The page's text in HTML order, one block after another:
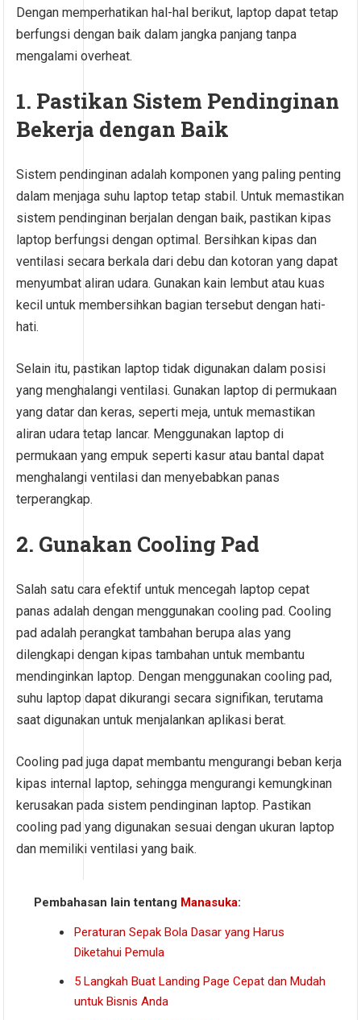
Dengan memperhatikan hal-hal berikut, laptop dapat tetap
berfungsi dengan baik dalam jangka panjang tanpa
mengalami overheat.
1. Pastikan Sistem Pendinginan
Bekerja dengan Baik
Sistem pendinginan adalah komponen yang paling penting
dalam menjaga suhu laptop tetap stabil. Untuk memastikan
sistem pendinginan berjalan dengan baik, pastikan kipas
laptop berfungsi dengan optimal. Bersihkan kipas dan
ventilasi secara berkala dari debu dan kotoran yang dapat
menyumbat aliran udara. Gunakan kain lembut atau kuas
kecil untuk membersihkan bagian tersebut dengan hati-
hati.
Selain itu, pastikan laptop tidak digunakan dalam posisi
yang menghalangi ventilasi. Gunakan laptop di permukaan
yang datar dan keras, seperti meja, untuk memastikan
aliran udara tetap lancar. Menggunakan laptop di
permukaan yang empuk seperti kasur atau bantal dapat
menghalangi ventilasi dan menyebabkan panas
terperangkap.
2. Gunakan Cooling Pad
Salah satu cara efektif untuk mencegah laptop cepat
panas adalah dengan menggunakan cooling pad. Cooling
pad adalah perangkat tambahan berupa alas yang
dilengkapi dengan kipas tambahan untuk membantu
mendinginkan laptop. Dengan menggunakan cooling pad,
suhu laptop dapat dikurangi secara signifikan, terutama
saat digunakan untuk menjalankan aplikasi berat.
Cooling pad juga dapat membantu mengurangi beban kerja
kipas internal laptop, sehingga mengurangi kemungkinan
kerusakan pada sistem pendinginan laptop. Pastikan
cooling pad yang digunakan sesuai dengan ukuran laptop
dan memiliki ventilasi yang baik.
Pembahasan lain tentang Manasuka:
Peraturan Sepak Bola Dasar yang Harus
Diketahui Pemula
5 Langkah Buat Landing Page Cepat dan Mudah
untuk Bisnis Anda